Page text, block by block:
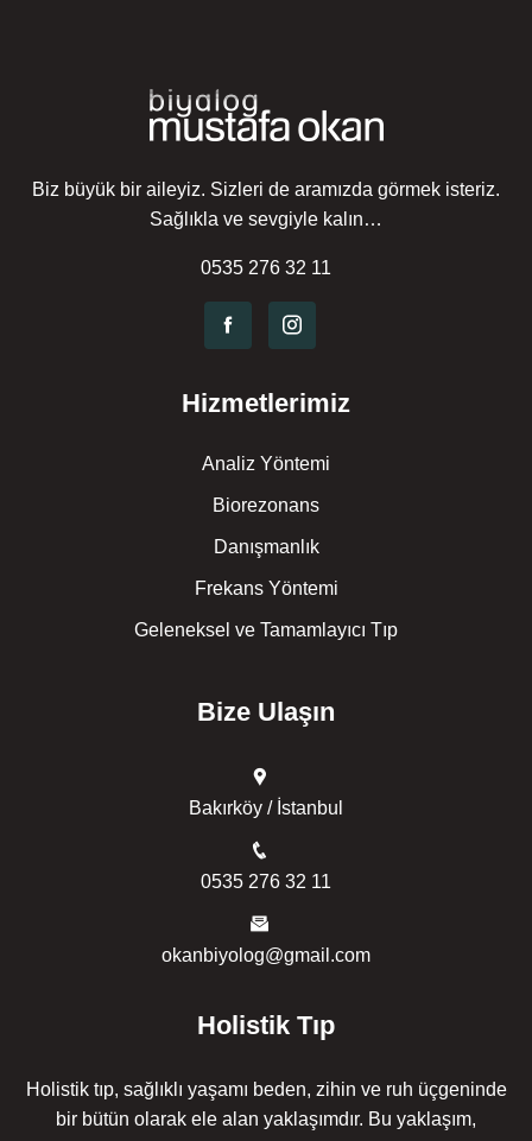
Biz büyük bir aileyiz. Sizleri de aramızda görmek isteriz.
Sağlıkla ve sevgiyle kalın…
0535 276 32 11
Hizmetlerimiz
Analiz Yöntemi
Biorezonans
Danışmanlık
Frekans Yöntemi
Geleneksel ve Tamamlayıcı Tıp
Bize Ulaşın
Bakırköy / İstanbul
0535 276 32 11
okanbiyolog@gmail.com
Holistik Tıp
Holistik tıp, sağlıklı yaşamı beden, zihin ve ruh üçgeninde
bir bütün olarak ele alan yaklaşımdır. Bu yaklaşım,